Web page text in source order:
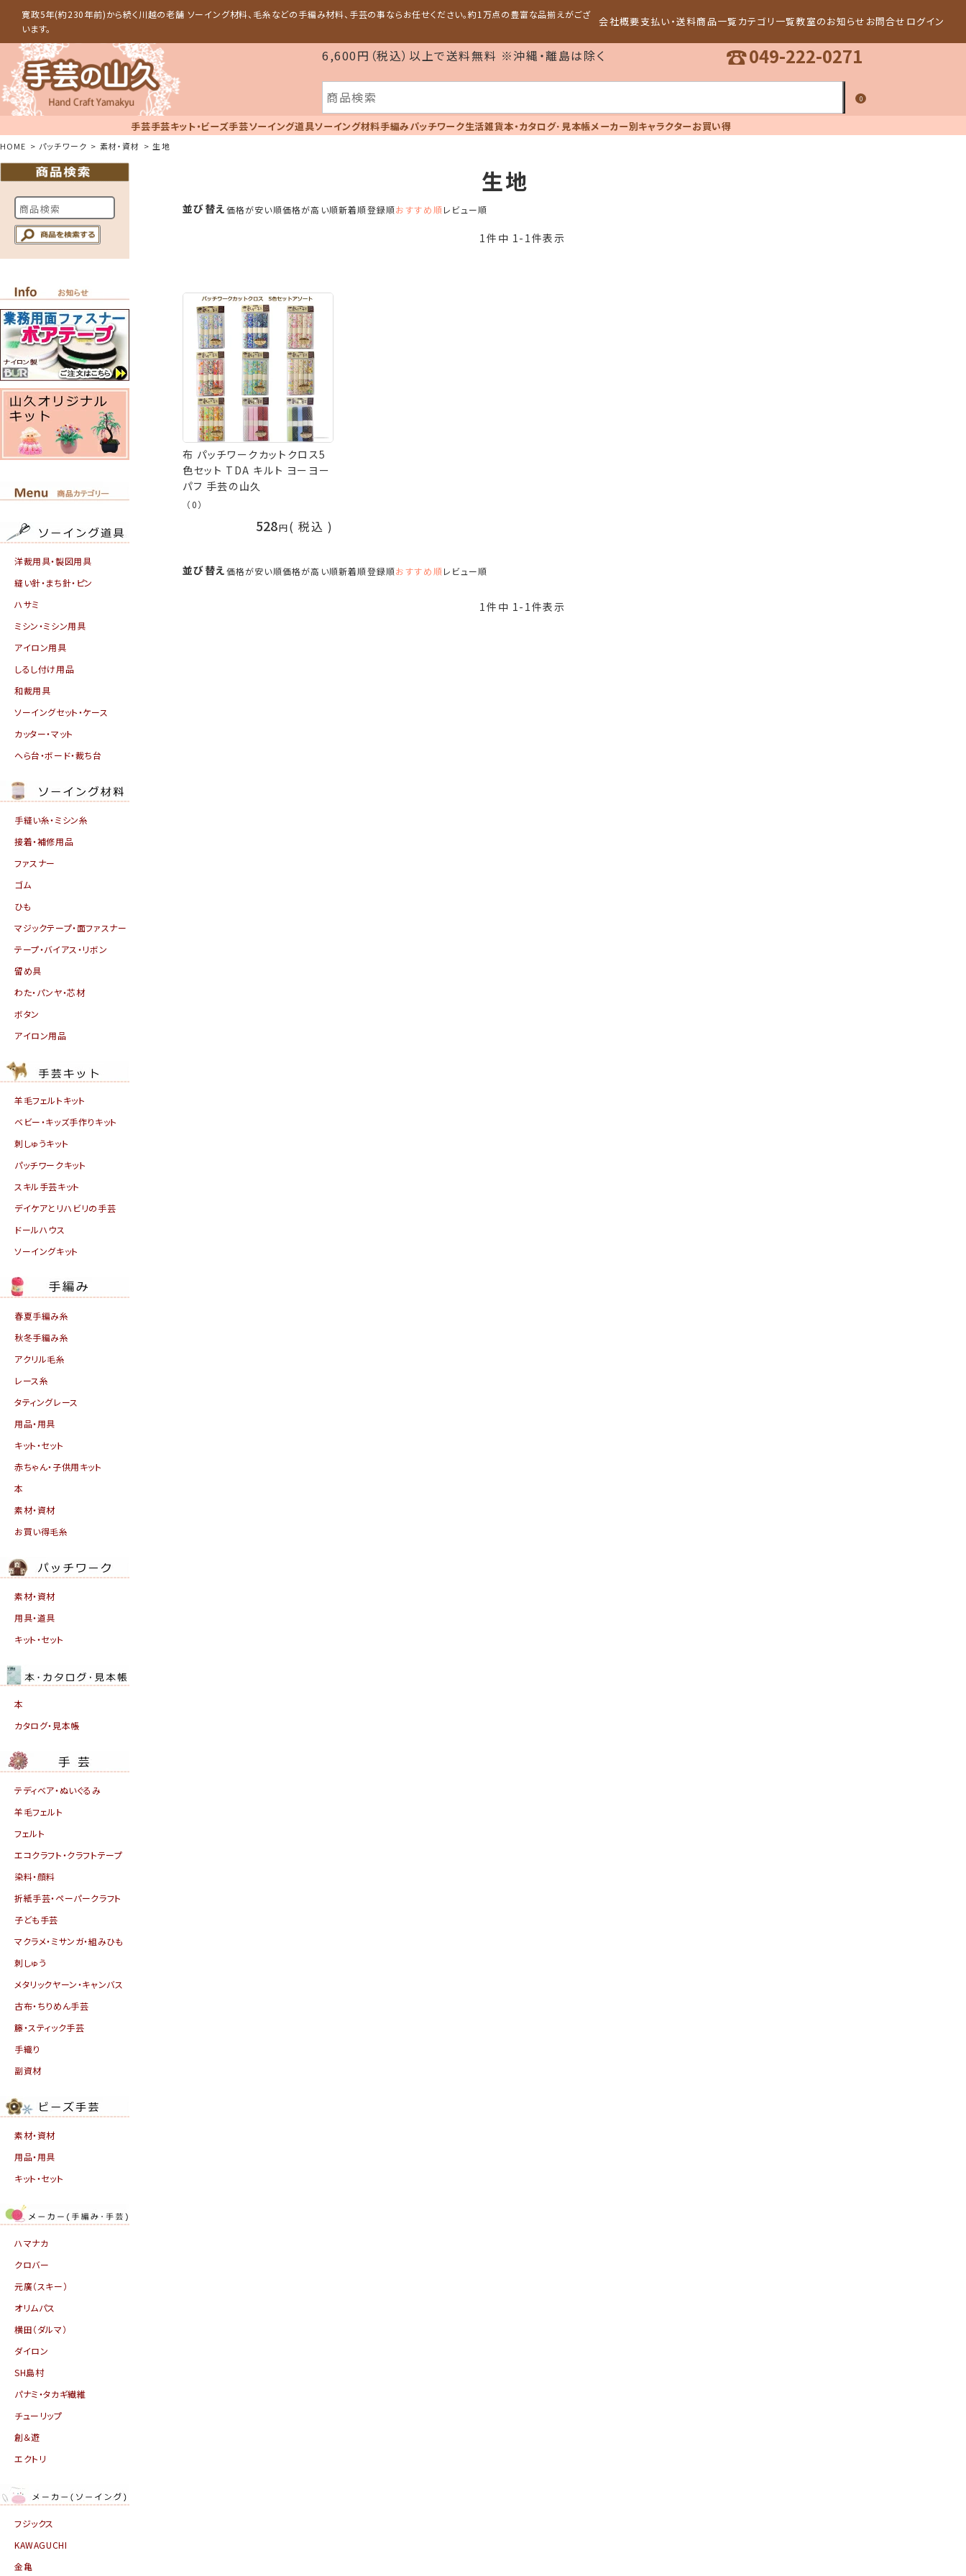
寛政5年(約230年前)から続く川越の老舗 ソーイング材料、毛糸などの手編み材料、手芸の事ならお任せください。約1万点の豊富な品揃えがござ
います。
会社概要支払い・送料商品一覧 カテゴリ一覧教室のお知らせ お問合せ ログイン
6,600円（税込）以上で送料無料 ※沖縄・離島は除く ☎049-222-0271
0
手芸手芸キット・ビーズ手芸ソーイング道具ソーイング材料手編みパッチワーク生活雑貨本・カタログ･見本帳メーカー別キャラクターお買い得
HOME パッチワーク 素材・資材 生地
洋裁用具・製図用具
縫い針・まち針・ピン
ハサミ
ミシン・ミシン用具
アイロン用具
しるし付け用品
和裁用具
ソーイングセット・ケース
カッター・マット
へら台・ボード・裁ち台
手縫い糸・ミシン糸
接着・補修用品
ファスナー
ゴム
ひも
マジックテープ・面ファスナー
テープ・バイアス・リボン
留め具
わた・パンヤ・芯材
ボタン
アイロン用品
羊毛フェルトキット
ベビー・キッズ手作りキット
刺しゅうキット
パッチワークキット
スキル手芸キット
デイケアとリハビリの手芸
ドールハウス
ソーイングキット
春夏手編み糸
秋冬手編み糸
アクリル毛糸
レース糸
タティングレース
用品・用具
キット・セット
赤ちゃん・子供用キット
本
素材・資材
お買い得毛糸
素材・資材
用具・道具
キット・セット
本
カタログ・見本帳
テディベア・ぬいぐるみ
羊毛フェルト
フェルト
エコクラフト・クラフトテープ
染料・顔料
折紙手芸・ペーパークラフト
子ども手芸
マクラメ・ミサンガ・組みひも
刺しゅう
メタリックヤーン・キャンバス
古布・ちりめん手芸
籐・スティック手芸
手織り
副資材
素材・資材
用品・用具
キット・セット
ハマナカ
クロバー
元廣（スキー）
オリムパス
横田（ダルマ）
ダイロン
SH島村
パナミ・タカギ繊維
チューリップ
創＆遊
エクトリ
フジックス
KAWAGUCHI
金亀
生地
並び替え価格が安い順価格が高い順新着順登録順おすすめ順レビュー順
1件中 1 - 1 件表示
布 パッチワークカットクロス5
色セット TDA キルト ヨーヨー
パフ 手芸の山久
（0）
528 税込
並び替え価格が安い順価格が高い順新着順登録順おすすめ順レビュー順
1件中 1- 1件表示